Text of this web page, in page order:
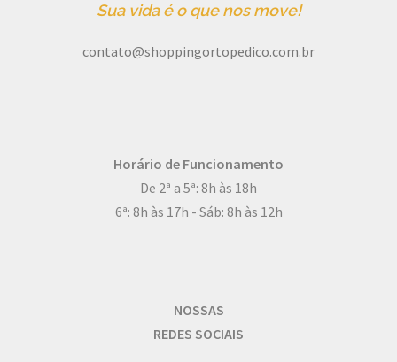
Sua vida é o que nos move!
contato@shoppingortopedico.com.br
Horário de Funcionamento
De 2ª a 5ª: 8h às 18h
6ª: 8h às 17h - Sáb: 8h às 12h
NOSSAS
REDES SOCIAIS